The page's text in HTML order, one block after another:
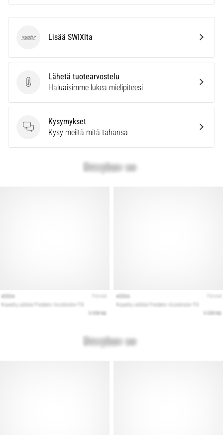
Lähetä tuotearvostelu
Lähetä tuotearvostelu
Haluaisimme lukea mielipiteesi
Kysymykset
Kysymykset
Kysy meiltä mitä tahansa
SWIX Lisää SWIXlta